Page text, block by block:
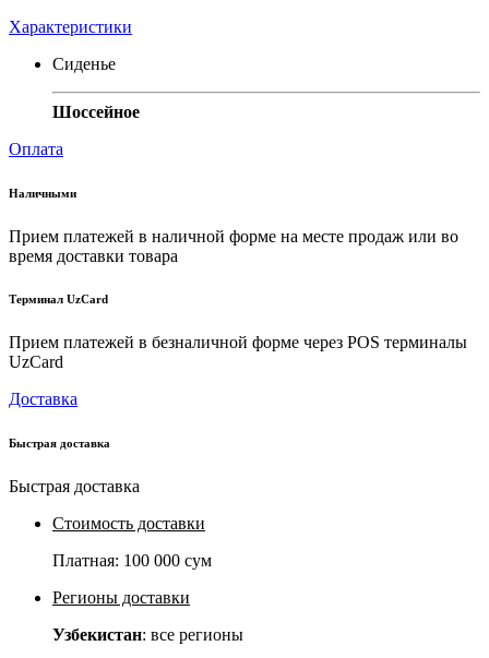
Характеристики
Сиденье
Шоссейное
Оплата
Наличными
Прием платежей в наличной форме на месте продаж или во
время доставки товара
Терминал UzCard
Прием платежей в безналичной форме через POS терминалы
UzCard
Доставка
Быстрая доставка
Быстрая доставка
Стоимость доставки
Платная: 100 000 сум
Регионы доставки
Узбекистан: все регионы